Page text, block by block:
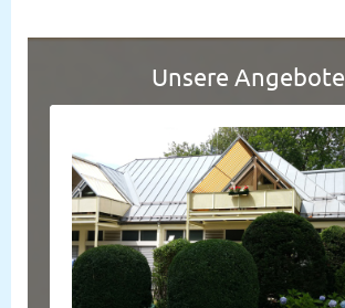
Unsere Angebote